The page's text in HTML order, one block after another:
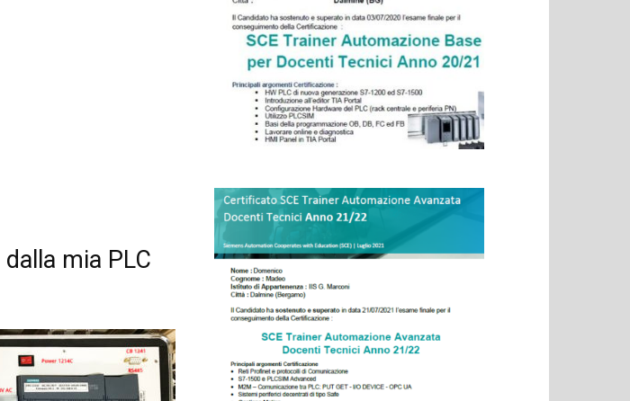
dalla mia PLC